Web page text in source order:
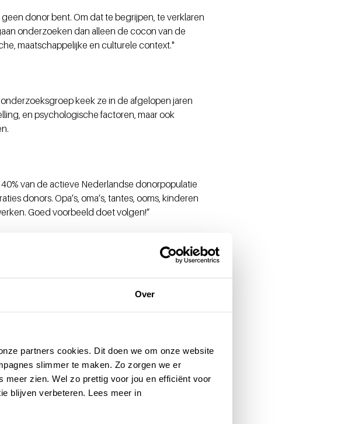
Over
partners cookies. Dit doen we om onze website
slimmer te maken. Zo zorgen we er
meer zien. Wel zo prettig voor jou en efficiënt voor
blijven verbeteren. Lees meer in
donor bent. Om dat te begrijpen, te verklaren
onderzoeken dan alleen de cocon van de
maatschappelijke en culturele context."
keek ze in de afgelopen jaren
en psychologische factoren, maar ook
van de actieve Nederlandse donorpopulatie
donors. Opa’s, oma’s, tantes, ooms, kinderen
Goed voorbeeld doet volgen!”
kent die ook doneren. “Geven zit verstopt in je